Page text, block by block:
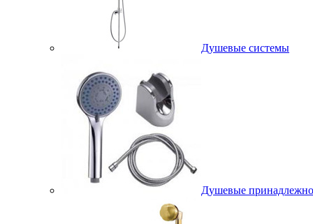
Душевые системы
Душевые